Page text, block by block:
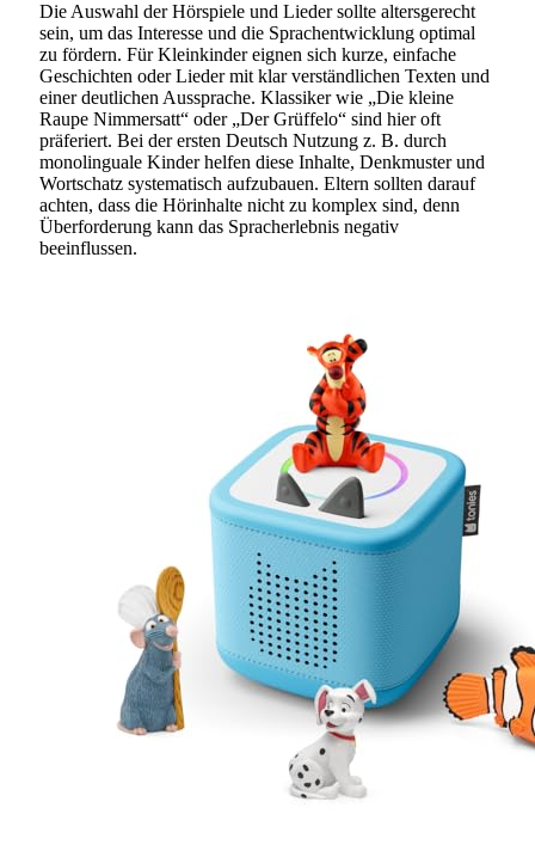
Die Auswahl der Hörspiele und Lieder sollte altersgerecht
sein, um das Interesse und die Sprachentwicklung optimal
zu fördern. Für Kleinkinder eignen sich kurze, einfache
Geschichten oder Lieder mit klar verständlichen Texten und
einer deutlichen Aussprache. Klassiker wie „Die kleine
Raupe Nimmersatt“ oder „Der Grüffelo“ sind hier oft
präferiert. Bei der ersten Deutsch Nutzung z. B. durch
monolinguale Kinder helfen diese Inhalte, Denkmuster und
Wortschatz systematisch aufzubauen. Eltern sollten darauf
achten, dass die Hörinhalte nicht zu komplex sind, denn
Überforderung kann das Spracherlebnis negativ
beeinflussen.